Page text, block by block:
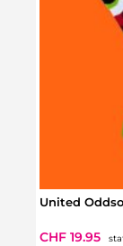
United
CHF 19.95